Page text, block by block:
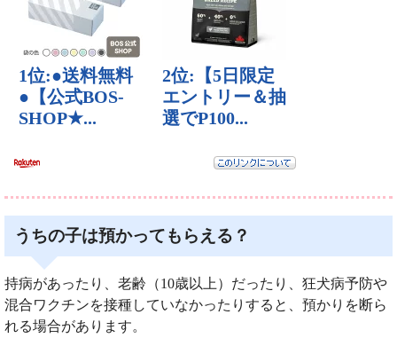
うちの子は預かってもらえる？
持病があったり、老齢（10歳以上）だったり、狂犬病予防や
混合ワクチンを接種していなかったりすると、預かりを断ら
れる場合があります。